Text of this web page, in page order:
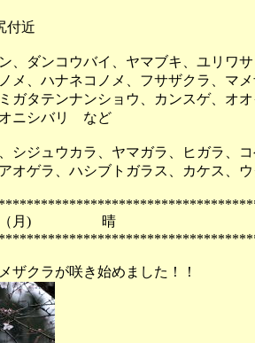
付近
、ダンコウバイ、ヤマブキ、ユリワ
、ハナネコノメ、フサザクラ、マメ
タテンナンショウ、カンスゲ、オオ
ニシバリ など
シジュウカラ、ヤマガラ、ヒガラ、
ゲラ、ハシブトガラス、カケス、ウ
3月2２日（月)
ザクラが咲き始めました！！